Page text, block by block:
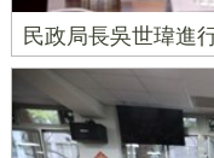
民政局長吳世瑋進